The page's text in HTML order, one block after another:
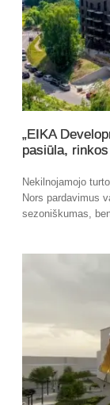
„EIKA
pasiūla,
Nekilnojamojo
Nors pardavimus
sezoniškumas,